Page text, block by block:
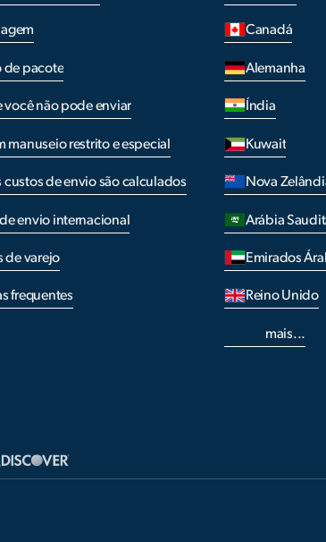
de pacote
você não pode enviar
manuseio restrito e especial
custos de envio são calculados
envio internacional
de varejo
frequentes
Canadá
Alemanha
Índia
Kuwait
Nova
Arábia
Emirados
Reino Unido
mais...